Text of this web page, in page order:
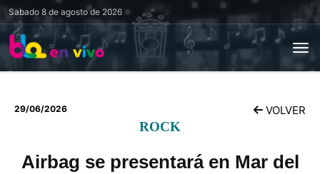
Sabado 8 de agosto de 2026
29/06/2026 VOLVER
ROCK
Airbag se presentará en Mar del